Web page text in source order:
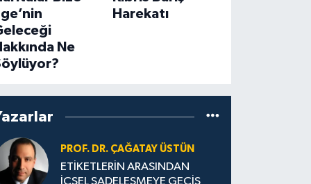
Ne
Harekatı
PROF. DR. ÇAĞATAY ÜSTÜN
ETİKETLERİN ARASINDAN